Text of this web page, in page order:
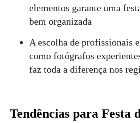
elementos garante uma
bem organizada
A escolha de profissionais
como fotógrafos
faz toda a diferença nos
Tendências para Festa